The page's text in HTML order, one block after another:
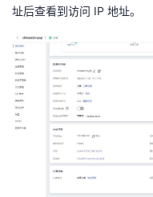
址后查看到访问 IP 地址。